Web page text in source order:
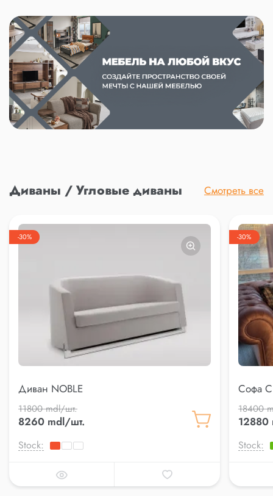
Диваны / Угловые диваны Смотреть все
-30%
Диван NOBLE
11800 mdl/шт.
8260 mdl/шт.
Stock:
-30%
Софа
18400
12880
Stock: